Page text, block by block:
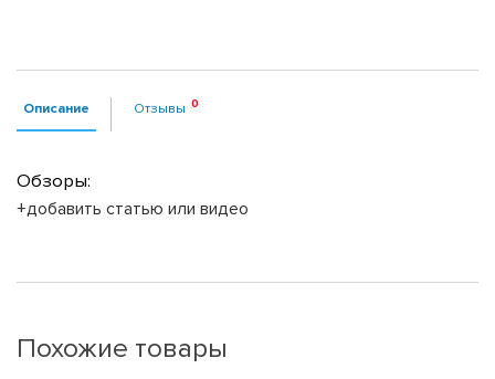
Описание Отзывы
Обзоры:
+добавить статью или видео
Похожие товары